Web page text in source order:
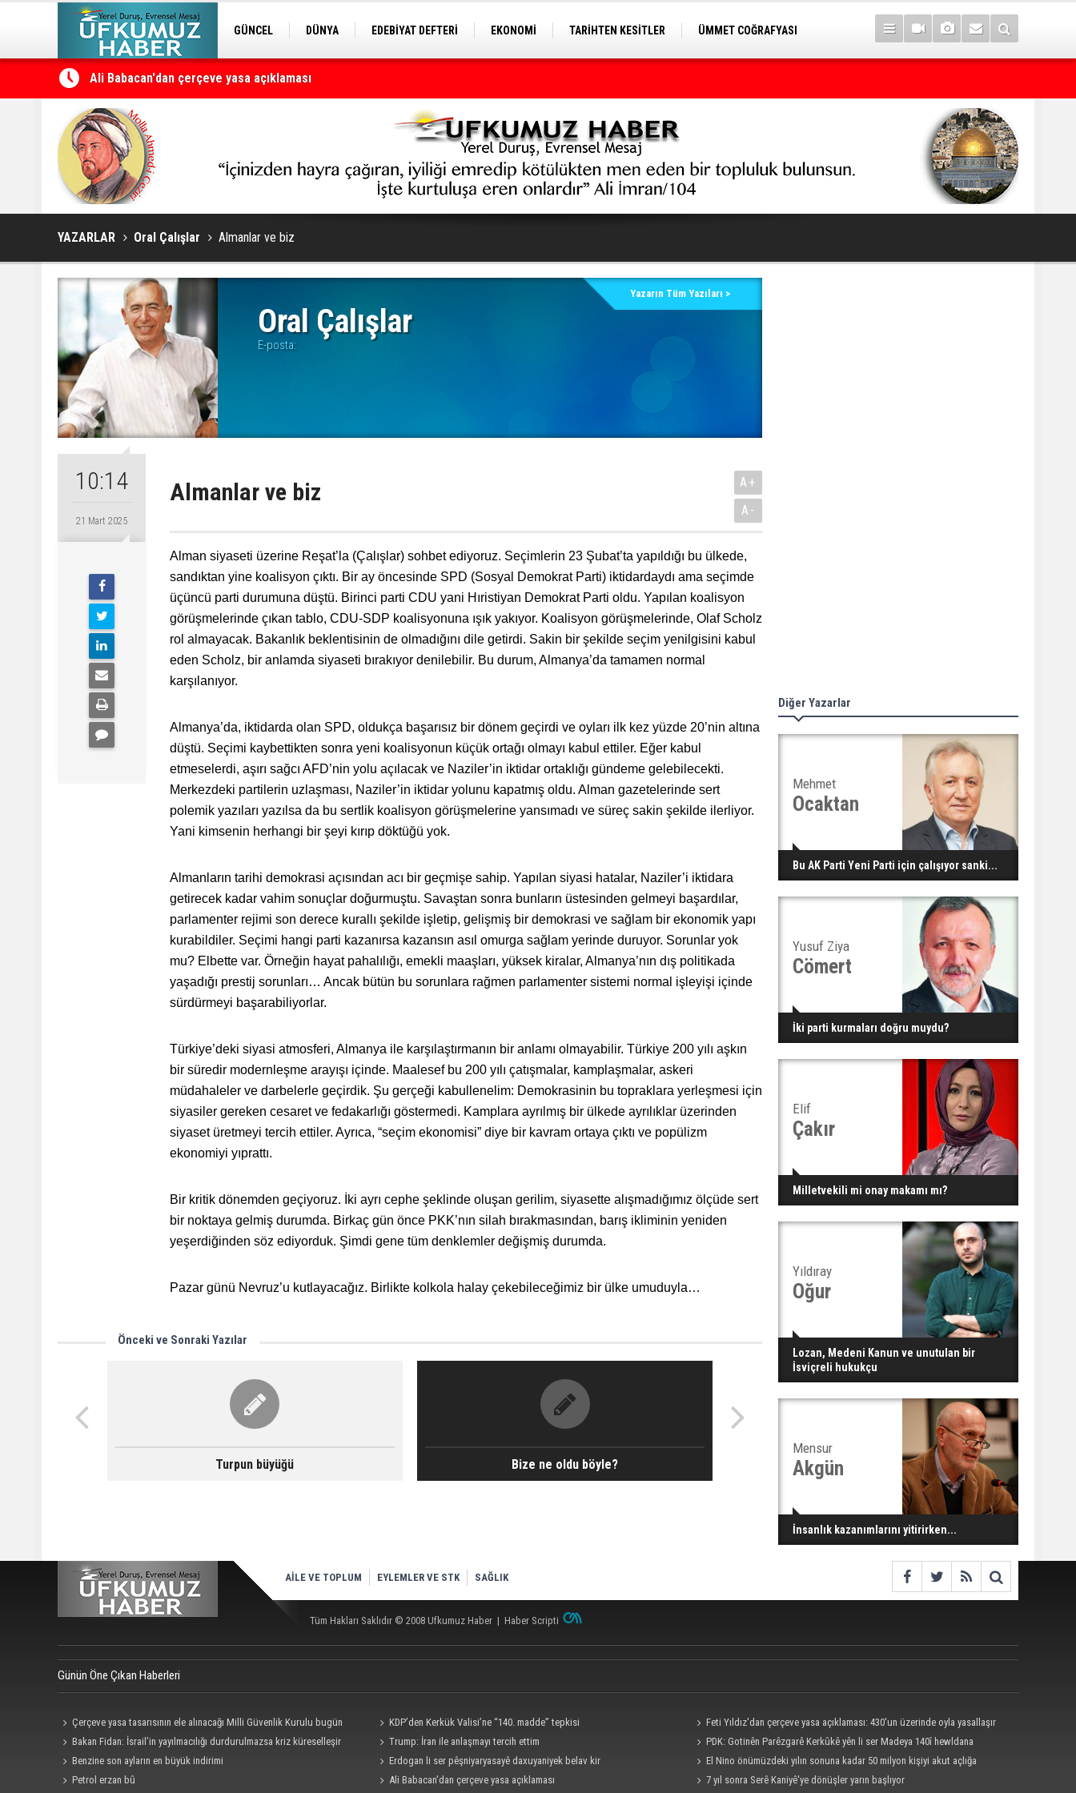
GÜNCEL DÜNYA EDEBİYAT DEFTERİ EKONOMİ TARİHTEN KESİTLER
ÜMMET COĞRAFYASI
Ali Babacan'dan çerçeve yasa açıklaması
YAZARLAR Oral Çalışlar Almanlar ve biz
Oral Çalışlar
E-posta:
Yazarın Tüm Yazıları >
10:14
21 Mart 2025
Almanlar ve biz
A+
A-
Alman siyaseti üzerine Reşat’la (Çalışlar) sohbet ediyoruz. Seçimlerin 23 Şubat’ta yapıldığı bu ülkede,
sandıktan yine koalisyon çıktı. Bir ay öncesinde SPD (Sosyal Demokrat Parti) iktidardaydı ama seçimde
üçüncü parti durumuna düştü. Birinci parti CDU yani Hıristiyan Demokrat Parti oldu. Yapılan koalisyon
görüşmelerinde çıkan tablo, CDU-SDP koalisyonuna ışık yakıyor. Koalisyon görüşmelerinde, Olaf Scholz
rol almayacak. Bakanlık beklentisinin de olmadığını dile getirdi. Sakin bir şekilde seçim yenilgisini kabul
eden Scholz, bir anlamda siyaseti bırakıyor denilebilir. Bu durum, Almanya’da tamamen normal
karşılanıyor.
Almanya’da, iktidarda olan SPD, oldukça başarısız bir dönem geçirdi ve oyları ilk kez yüzde 20’nin altına
düştü. Seçimi kaybettikten sonra yeni koalisyonun küçük ortağı olmayı kabul ettiler. Eğer kabul
etmeselerdi, aşırı sağcı AFD’nin yolu açılacak ve Naziler’in iktidar ortaklığı gündeme gelebilecekti.
Merkezdeki partilerin uzlaşması, Naziler’in iktidar yolunu kapatmış oldu. Alman gazetelerinde sert
polemik yazıları yazılsa da bu sertlik koalisyon görüşmelerine yansımadı ve süreç sakin şekilde ilerliyor.
Yani kimsenin herhangi bir şeyi kırıp döktüğü yok.
Almanların tarihi demokrasi açısından acı bir geçmişe sahip. Yapılan siyasi hatalar, Naziler’i iktidara
getirecek kadar vahim sonuçlar doğurmuştu. Savaştan sonra bunların üstesinden gelmeyi başardılar,
parlamenter rejimi son derece kurallı şekilde işletip, gelişmiş bir demokrasi ve sağlam bir ekonomik yapı
kurabildiler. Seçimi hangi parti kazanırsa kazansın asıl omurga sağlam yerinde duruyor. Sorunlar yok
mu? Elbette var. Örneğin hayat pahalılığı, emekli maaşları, yüksek kiralar, Almanya’nın dış politikada
yaşadığı prestij sorunları… Ancak bütün bu sorunlara rağmen parlamenter sistemi normal işleyişi içinde
sürdürmeyi başarabiliyorlar.
Türkiye’deki siyasi atmosferi, Almanya ile karşılaştırmanın bir anlamı olmayabilir. Türkiye 200 yılı aşkın
bir süredir modernleşme arayışı içinde. Maalesef bu 200 yılı çatışmalar, kamplaşmalar, askeri
müdahaleler ve darbelerle geçirdik. Şu gerçeği kabullenelim: Demokrasinin bu topraklara yerleşmesi için
siyasiler gereken cesaret ve fedakarlığı göstermedi. Kamplara ayrılmış bir ülkede ayrılıklar üzerinden
siyaset üretmeyi tercih ettiler. Ayrıca, “seçim ekonomisi” diye bir kavram ortaya çıktı ve popülizm
ekonomiyi yıprattı.
Bir kritik dönemden geçiyoruz. İki ayrı cephe şeklinde oluşan gerilim, siyasette alışmadığımız ölçüde sert
bir noktaya gelmiş durumda. Birkaç gün önce PKK’nın silah bırakmasından, barış ikliminin yeniden
yeşerdiğinden söz ediyorduk. Şimdi gene tüm denklemler değişmiş durumda.
Pazar günü Nevruz’u kutlayacağız. Birlikte kolkola halay çekebileceğimiz bir ülke umuduyla…
Önceki ve Sonraki Yazılar
Turpun büyüğü Bize ne oldu böyle?
Diğer Yazarlar
Mehmet
Ocaktan
Bu AK Parti Yeni Parti için çalışıyor sanki...
Yusuf Ziya
Cömert
İki parti kurmaları doğru muydu?
Elif
Çakır
Milletvekili mi onay makamı mı?
Yıldıray
Oğur
Lozan, Medeni Kanun ve unutulan bir
İsviçreli hukukçu
Mensur
Akgün
İnsanlık kazanımlarını yitirirken...
AİLE VE TOPLUM EYLEMLER VE STK SAĞLIK
Tüm Hakları Saklıdır © 2008 Ufkumuz Haber | Haber Scripti
Günün Öne Çıkan Haberleri
Çerçeve yasa tasarısının ele alınacağı Milli Güvenlik Kurulu bugün
toplanıyor
KDP’den Kerkük Valisi’ne “140. madde” tepkisi
Feti Yıldız'dan çerçeve yasa açıklaması: 430'un üzerinde oyla yasallaşır
Bakan Fidan: İsrail’in yayılmacılığı durdurulmazsa kriz küreselleşir
Trump: İran ile anlaşmayı tercih ettim
PDK: Gotinên Parêzgarê Kerkûkê yên li ser Madeya 140î hewldana
fitneyê ne
Benzine son ayların en büyük indirimi Erdogan li ser pêşniyaryasayê daxuyaniyek belav kir
El Nino önümüzdeki yılın sonuna kadar 50 milyon kişiyi akut açlığa
sürükleyebilir
Petrol erzan bû Ali Babacan'dan çerçeve yasa açıklaması 7 yıl sonra Serê Kaniyê'ye dönüşler yarın başlıyor